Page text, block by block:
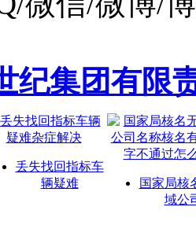
纪集团有限
丢失找回指标车
辆疑难
国家局核
域公